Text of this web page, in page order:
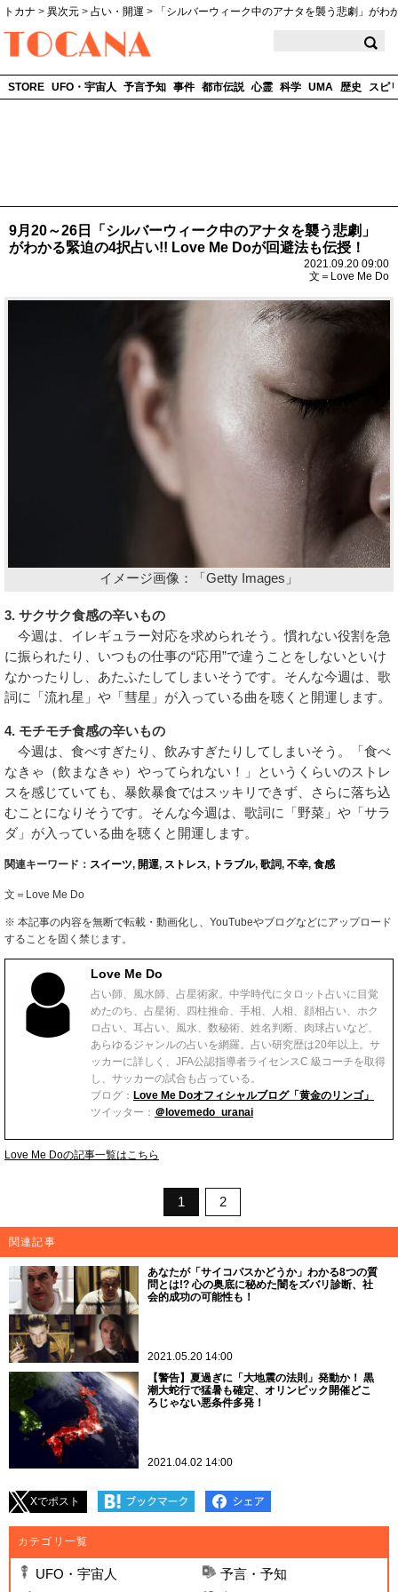
トカナ > 異次元 > 占い・開運 >
「シルバーウィーク中のアナタを襲う悲劇」がわ
STORE UFO・宇宙人 予言予知 事件 都市伝説 心霊 科学 UMA 歴史 スピ
9月20～26日「シルバーウィーク中のアナタを襲う悲劇」
がわかる緊迫の4択占い!! Love Me Doが回避法も伝授！
2021.09.20 09:00
文＝Love Me Do
イメージ画像：「Getty Images」
3. サクサク食感の辛いもの
今週は、イレギュラー対応を求められそう。慣れない役割を急
に振られたり、いつもの仕事の“応用”で違うことをしないといけ
なかったりし、あたふたしてしまいそうです。そんな今週は、歌
詞に「流れ星」や「彗星」が入っている曲を聴くと開運します。
4. モチモチ食感の辛いもの
今週は、食べすぎたり、飲みすぎたりしてしまいそう。「食べ
なきゃ（飲まなきゃ）やってられない！」というくらいのストレ
スを感じていても、暴飲暴食ではスッキリできず、さらに落ち込
むことになりそうです。そんな今週は、歌詞に「野菜」や「サラ
ダ」が入っている曲を聴くと開運します。
関連キーワード： スイーツ, 開運, ストレス, トラブル, 歌詞, 不幸, 食感
文＝Love Me Do
※ 本記事の内容を無断で転載・動画化し、YouTubeやブログなどにアップロード
することを固く禁じます。
Love Me Do
占い師、風水師、占星術家。中学時代にタロット占いに目覚
めたのち、占星術、四柱推命、手相、人相、顔相占い、ホク
ロ占い、耳占い、風水、数秘術、姓名判断、肉球占いなど、
あらゆるジャンルの占いを網羅。占い研究歴は20年以上。サ
ッカーに詳しく、JFA公認指導者ライセンスC 級コーチを取得
し、サッカーの試合も占っている。
ブログ： Love Me Doオフィシャルブログ「黄金のリンゴ」
ツイッター： ＠lovemedo_uranai
Love Me Doの記事一覧はこちら
1 2
関連記事
あなたが「サイコパスかどうか」わかる8つの質
問とは!? 心の奥底に秘めた闇をズバリ診断、社
会的成功の可能性も！
2021.05.20 14:00
【警告】夏過ぎに「大地震の法則」発動か！ 黒
潮大蛇行で猛暑も確定、オリンピック開催どこ
ろじゃない悪条件多発！
2021.04.02 14:00
Xでポスト
カテゴリ一覧
UFO・宇宙人
予言・予知